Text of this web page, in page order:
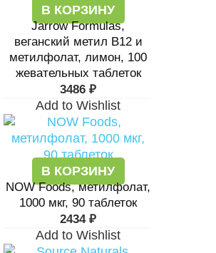
В КОРЗИНУ
Jarrow Formulas,
веганский метил B12 и
метилфолат, лимон, 100
жевательных таблеток
3486 ₽
Add to Wishlist
В КОРЗИНУ
NOW Foods, метилфолат,
1000 мкг, 90 таблеток
2434 ₽
Add to Wishlist